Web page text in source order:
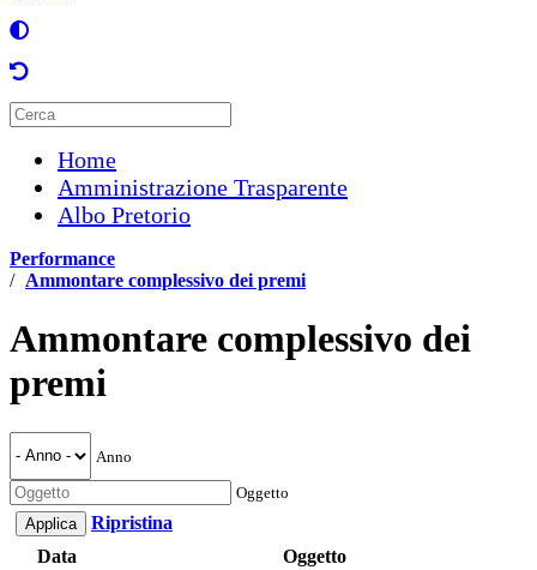
Home
Amministrazione Trasparente
Albo Pretorio
Performance
/ Ammontare complessivo dei premi
Ammontare complessivo dei
premi
Anno
Oggetto
Ripristina
Data
Oggetto